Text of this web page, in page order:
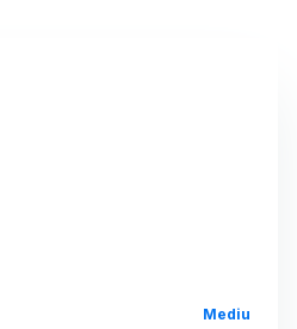
Mediu